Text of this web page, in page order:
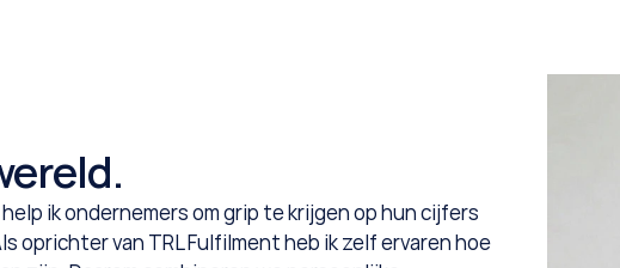
ik ondernemers om grip te krijgen op hun cijfers
oprichter van TRL Fulfilment heb ik zelf ervaren hoe